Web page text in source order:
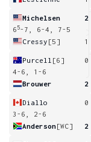
Michelsen
2
6 5-7, 6-4, 7-5
Cressy [5] 1
Purcell [6]
0
4-6, 1-6
Brouwer
2
Diallo
0
3-6, 2-6
Anderson[WC] 2